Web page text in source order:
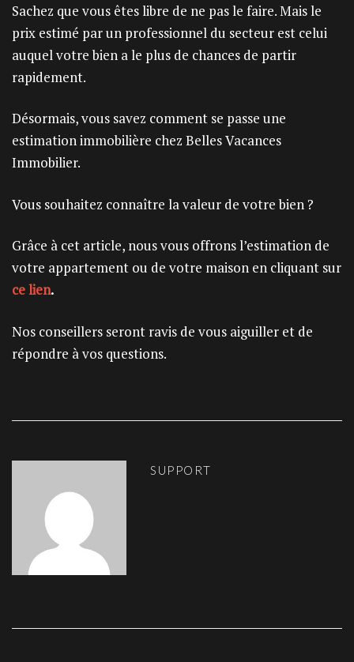
Sachez que vous êtes libre de ne pas le faire. Mais le
prix estimé par un professionnel du secteur est celui
auquel votre bien a le plus de chances de partir
rapidement.
Désormais, vous savez comment se passe une
estimation immobilière chez Belles Vacances
Immobilier.
Vous souhaitez connaître la valeur de votre bien ?
Grâce à cet article, nous vous offrons l’estimation de
votre appartement ou de votre maison en cliquant sur
ce lien.
Nos conseillers seront ravis de vous aiguiller et de
répondre à vos questions.
SUPPORT